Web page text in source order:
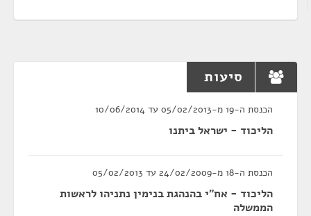
סיעות
הכנסת ה-19 מ-05/02/2013 עד 10/06/2014
הליכוד - ישראל ביתנו
הכנסת ה-18 מ-24/02/2009 עד 05/02/2013
הליכוד - אח"י בהנהגת בנימין נתניהו לראשות
הממשלה